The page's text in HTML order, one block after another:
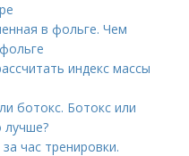
в фольге. Чем
индекс массы
ботокс. Ботокс или
лучше?
час тренировки.